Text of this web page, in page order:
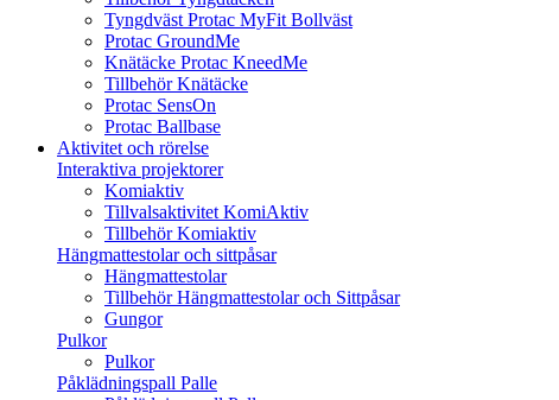
Tyngdväst Protac MyFit Bollväst
Protac GroundMe
Knätäcke Protac KneedMe
Tillbehör Knätäcke
Protac SensOn
Protac Ballbase
Aktivitet och rörelse
Interaktiva projektorer
Komiaktiv
Tillvalsaktivitet KomiAktiv
Tillbehör Komiaktiv
Hängmattestolar och sittpåsar
Hängmattestolar
Tillbehör Hängmattestolar och Sittpåsar
Gungor
Pulkor
Pulkor
Påklädningspall Palle